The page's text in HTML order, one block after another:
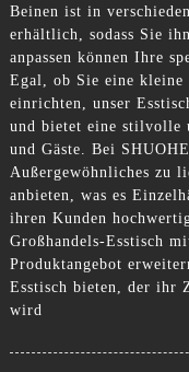
Beinen ist in
erhältlich, sodass Sie
anpassen können Ihre
Egal, ob Sie eine kleine
einrichten, unser
und bietet eine stilvolle
und Gäste. Bei
Außergewöhnliches zu
anbieten, was es
ihren Kunden
Großhandels-Esstisch
Produktangebot
Esstisch bieten, der ihr
wird